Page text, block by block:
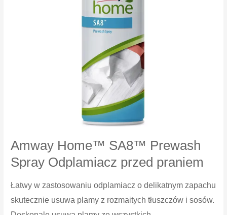
Amway Home™ SA8™ Prewash
Spray Odplamiacz przed praniem
Łatwy w zastosowaniu odplamiacz o delikatnym zapachu
skutecznie usuwa plamy z rozmaitych tłuszczów i sosów.